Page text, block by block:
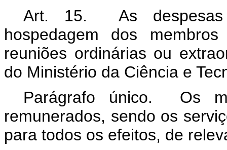
Art. 15. As despesas
hospedagem dos
reuniões ordinárias ou
do Ministério da Ciência e
Parágrafo único. Os
remunerados, sendo os
para todos os efeitos, de